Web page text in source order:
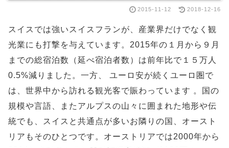
2015-11-12 2018-12-16
スイスでは強いスイスフランが、産業界だけでなく観
光業にも打撃を与えています。2015年の１月から９月
までの総宿泊数（延べ宿泊者数）は前年比で１５万人
0.5%減りました。一方、 ユーロ安が続くユーロ圏で
は、世界中から訪れる観光客で賑わっています 。国の
規模や言語、またアルプスの山々に囲まれた地形や伝
統でも、スイスと共通点が多いお隣りの国、オースト
リアもそのひとつです。オーストリアでは2000年から